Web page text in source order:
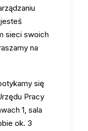
sieci swoich
na
się
Pracy
1, sala
ok. 3